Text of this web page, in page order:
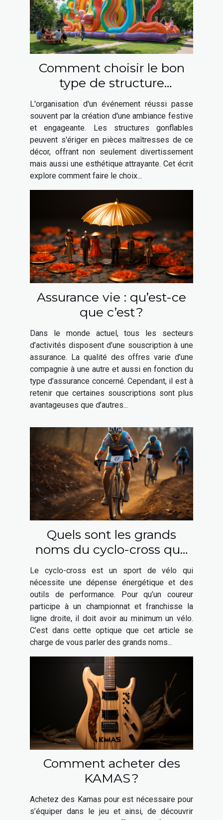
Comment choisir le bon
type de structure
gonflable pour votre
événement
L'organisation d'un événement réussi passe
souvent par la création d'une ambiance festive
et engageante. Les structures gonflables
peuvent s'ériger en pièces maîtresses de ce
décor, offrant non seulement divertissement
mais aussi une esthétique attrayante. Cet écrit
explore comment faire le choix...
Assurance vie : qu’est-ce
que c’est ?
Dans le monde actuel, tous les secteurs
d’activités disposent d’une souscription à une
assurance. La qualité des offres varie d’une
compagnie à une autre et aussi en fonction du
type d’assurance concerné. Cependant, il est à
retenir que certaines souscriptions sont plus
avantageuses que d’autres...
Quels sont les grands
noms du cyclo-cross que
vous pouvez choisir ?
Le cyclo-cross est un sport de vélo qui
nécessite une dépense énergétique et des
outils de performance. Pour qu’un coureur
participe à un championnat et franchisse la
ligne droite, il doit avoir au minimum un vélo.
C’est dans cette optique que cet article se
charge de vous parler des grands noms...
Comment acheter des
KAMAS ?
Achetez des Kamas pour est nécessaire pour
s’équiper dans le jeu et ainsi, de découvrir